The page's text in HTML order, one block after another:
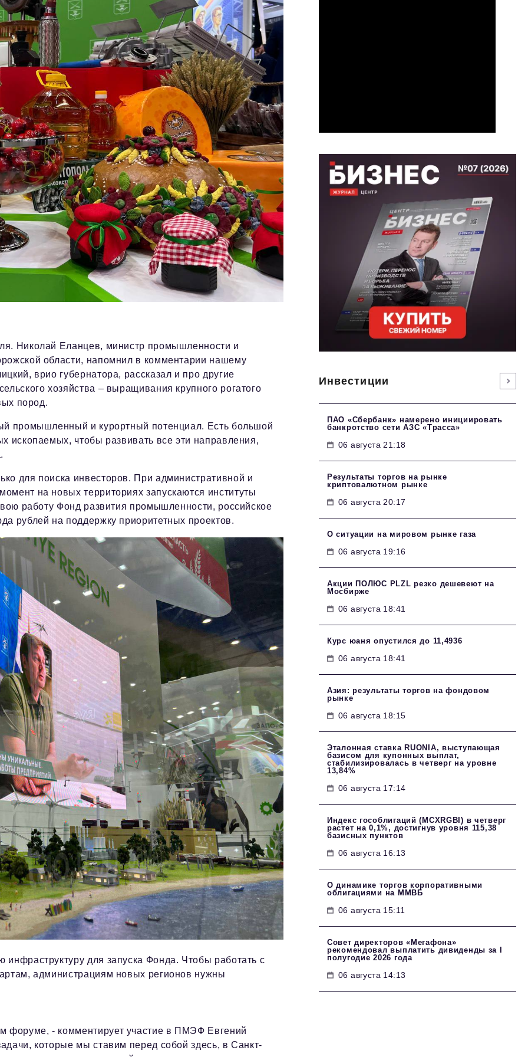
Николай Еланцев, министр промышленности и
области, напомнил в комментарии нашему
врио губернатора, рассказал и про другие
хозяйства – выращивания крупного рогатого
пород.
промышленный и курортный потенциал. Есть большой
ископаемых, чтобы развивать все эти направления,
для поиска инвесторов. При административной и
на новых территориях запускаются институты
работу Фонд развития промышленности, российское
рублей на поддержку приоритетных проектов.
для запуска Фонда. Чтобы работать с
администрациям новых регионов нужны
форуме, - комментирует участие в ПМЭФ Евгений
которые мы ставим перед собой здесь, в Санкт-
Инвестиции
ПАО «Сбербанк» намерено инициировать
банкротство сети АЗС «Трасса»
06 августа 21:18
Результаты торгов на рынке
криптовалютном рынке
06 августа 20:17
О ситуации на мировом рынке газа
06 августа 19:16
Акции ПОЛЮС PLZL резко дешевеют на
Мосбирже
06 августа 18:41
Курс юаня опустился до 11,4936
06 августа 18:41
Азия: результаты торгов на фондовом
рынке
06 августа 18:15
Эталонная ставка RUONIA, выступающая
базисом для купонных выплат,
стабилизировалась в четверг на уровне
13,84%
06 августа 17:14
Индекс гособлигаций (MCXRGBI) в четверг
растет на 0,1%, достигнув уровня 115,38
базисных пунктов
06 августа 16:13
О динамике торгов корпоративными
облигациями на ММВБ
06 августа 15:11
Совет директоров «Мегафона»
рекомендовал выплатить дивиденды за I
полугодие 2026 года
06 августа 14:13